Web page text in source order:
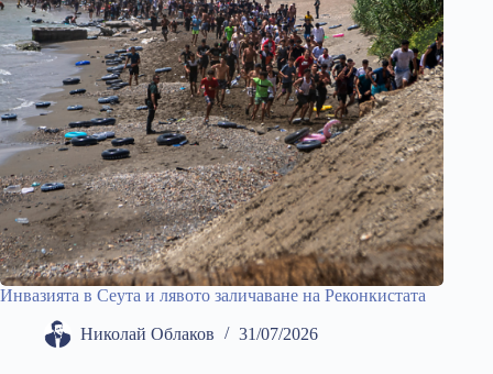
Инвазията в Сеута и лявото заличаване на Реконкистата
Николай Облаков 31/07/2026